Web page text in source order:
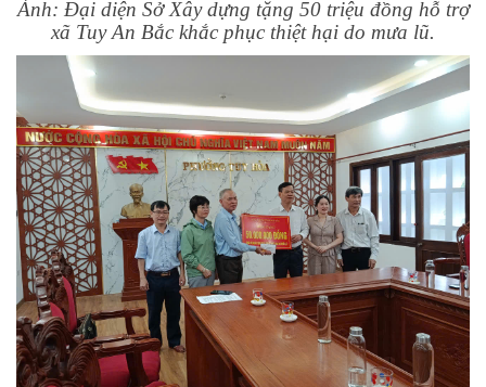
Ảnh: Đại diện Sở Xây dựng tặng 50 triệu đồng hỗ trợ
xã Tuy An Bắc khắc phục thiệt hại do mưa lũ.